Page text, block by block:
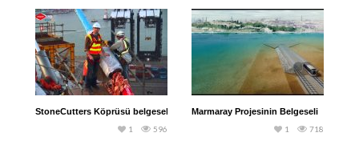
StoneCutters Köprüsü belgeseli
596
1
Marmaray Projesinin Belgeseli
718
1